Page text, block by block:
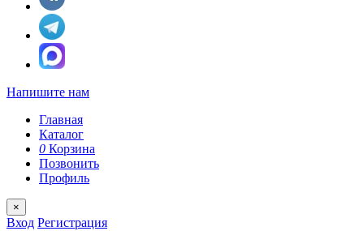
Напишите нам
Главная
Каталог
0 Корзина
Позвонить
Профиль
×
Вход Регистрация